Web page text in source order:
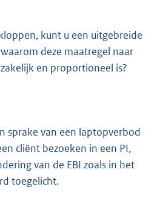
kunt u een uitgebreide
deze maatregel naar
en proportioneel is?
sprake van een laptopverbod
cliënt bezoeken in een PI,
van de EBI zoals in het
toegelicht.